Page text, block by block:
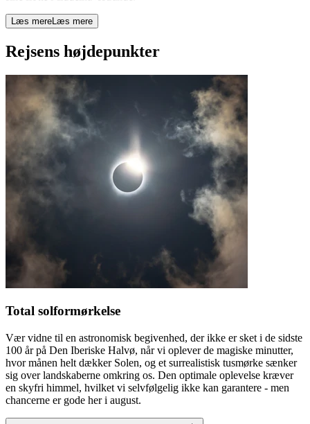
Læs mereLæs mere
Rejsens højdepunkter
Total solformørkelse
Vær vidne til en astronomisk begivenhed, der ikke er sket i de sidste
100 år på Den Iberiske Halvø, når vi oplever de magiske minutter,
hvor månen helt dækker Solen, og et surrealistisk tusmørke sænker
sig over landskaberne omkring os. Den optimale oplevelse kræver
en skyfri himmel, hvilket vi selvfølgelig ikke kan garantere - men
chancerne er gode her i august.